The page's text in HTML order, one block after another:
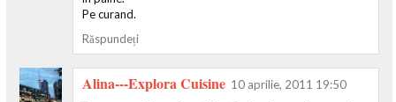
Pe curand.
Răspundeți
Alina---Explora Cuisine 10 aprilie, 2011 19:50